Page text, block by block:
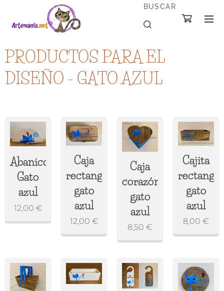
BUSCAR
PRODUCTOS PARA EL
DISEÑO - GATO AZUL
Abanico
Gato
azul
12,00 €
Caja
rectangular
gato
azul
12,00 €
Caja
corazón
gato
azul
8,50 €
Cajita
gato
azul
8,00 €